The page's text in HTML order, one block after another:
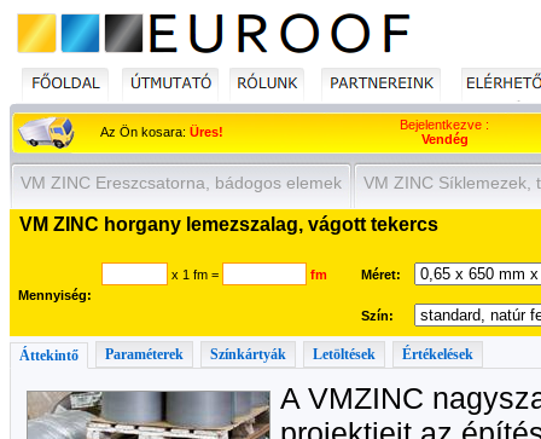
Az Ön kosara: Üres!
Bejelentkezve :
Vendég
VM ZINC Ereszcsatorna, bádogos elemek VM ZINC Síklemezek,
VM ZINC horgany lemezszalag, vágott tekercs
Mennyiség:
x 1 fm = fm Méret:
Szín:
Áttekintő Paraméterek Színkártyák Letöltések Értékelések
A VMZINC